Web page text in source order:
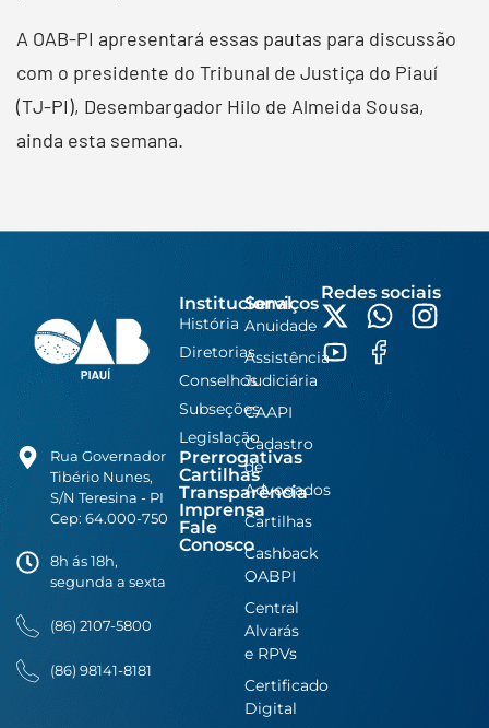
A OAB-PI apresentará essas pautas para discussão
com o presidente do Tribunal de Justiça do Piauí
(TJ-PI), Desembargador Hilo de Almeida Sousa,
ainda esta semana.
Rua Governador
Tibério Nunes,
S/N Teresina - PI
Cep: 64.000-750
8h ás 18h,
segunda a sexta
(86) 2107-5800
(86) 98141-8181
Institucional
História
Diretorias
Conselhos
Subseções
Legislação
Prerrogativas
Cartilhas
Transparência
Imprensa
Fale
Conosco
Serviços
Anuidade
Assistência
Judiciária
CAAPI
Cadastro
de
Advogados
Cartilhas
Cashback
OABPI
Central
Alvarás
e RPVs
Certificado
Digital
Redes sociais